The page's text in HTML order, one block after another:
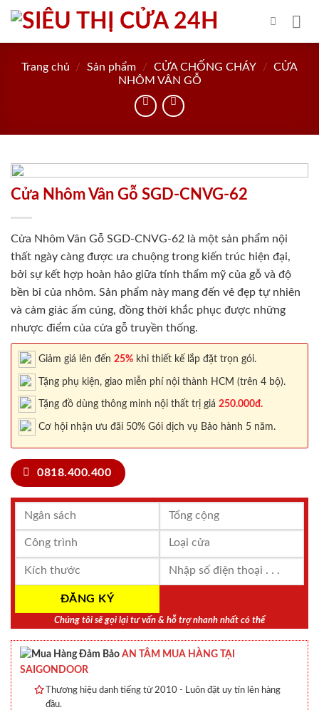
Skip
content
Trang chủ / Sản phẩm / CỬA CHỐNG CHÁY / CỬA
NHÔM VÂN GỖ
Cửa Nhôm Vân Gỗ SGD-CNVG-62
Cửa Nhôm Vân Gỗ SGD-CNVG-62 là một sản phẩm nội
thất ngày càng được ưa chuộng trong kiến trúc hiện đại,
bởi sự kết hợp hoàn hảo giữa tính thẩm mỹ của gỗ và độ
bền bỉ của nhôm. Sản phẩm này mang đến vẻ đẹp tự nhiên
và cảm giác ấm cúng, đồng thời khắc phục được những
nhược điểm của cửa gỗ truyền thống.
Giảm giá lên đến 25% khi thiết kế lắp đặt trọn gói.
Tặng phụ kiện, giao miễn phí nội thành HCM (trên 4 bộ).
Tặng đồ dùng thông minh nội thất trị giá 250.000đ.
Cơ hội nhận ưu đãi 50% Gói dịch vụ Bảo hành 5 năm.
0818.400.400
Chúng tôi sẽ gọi lại tư vấn & hỗ trợ nhanh nhất có thể
AN TÂM MUA HÀNG TẠI
SAIGONDOOR
Thương hiệu danh tiếng từ 2010 - Luôn đặt uy tín lên hàng
đầu.